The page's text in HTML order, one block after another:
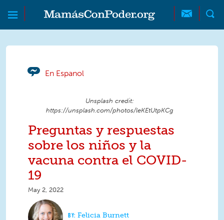
Skip to main content
Skip to main content
MamásConPoder
En Espanol
Unsplash credit:
https://unsplash.com/photos/leKEtUtpKCg
Preguntas y respuestas
sobre los niños y la
vacuna contra el COVID-
19
May 2, 2022
Felicia Burnett